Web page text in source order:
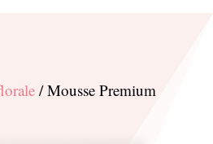
/ Mousse Premium